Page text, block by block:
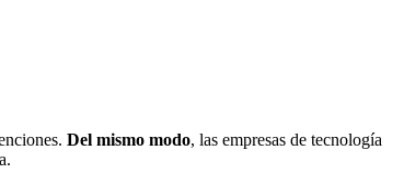
Del mismo modo, las empresas de tecnología